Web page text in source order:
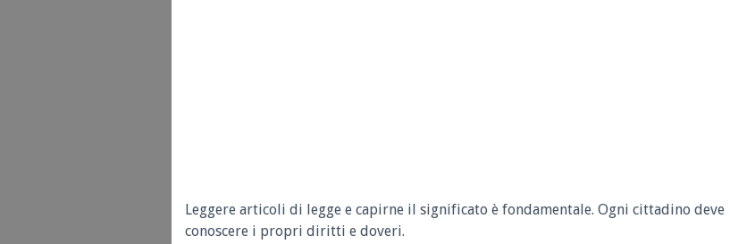
Leggere articoli di legge e capirne il significato è fondamentale. Ogni cittadino deve
conoscere i propri diritti e doveri.